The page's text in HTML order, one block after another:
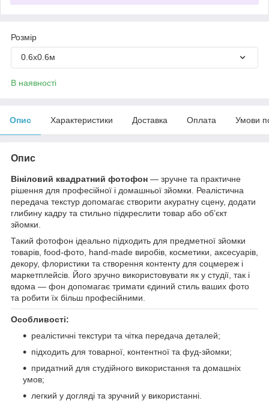
Розмір
0.6х0.6м
В наявності
Опис Характеристики Доставка Оплата Умови
Опис
Вініловий квадратний фотофон — зручне та практичне
рішення для професійної і домашньої зйомки. Реалістична
передача текстур допомагає створити акуратну сцену, додати
глибину кадру та стильно підкреслити товар або об’єкт
зйомки.
Такий фотофон ідеально підходить для предметної зйомки
товарів, food-фото, hand-made виробів, косметики, аксесуарів,
декору, флористики та створення контенту для соцмереж і
маркетплейсів. Його зручно використовувати як у студії, так і
вдома — фон допомагає тримати єдиний стиль ваших фото
та робити їх більш професійними.
Особливості:
реалістичні текстури та чітка передача деталей;
підходить для товарної, контентної та фуд-зйомки;
придатний для студійного використання та домашніх
умов;
легкий у догляді та зручний у використанні.